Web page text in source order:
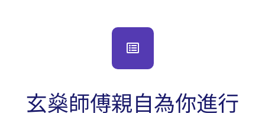
玄燊師傅親自為你進行